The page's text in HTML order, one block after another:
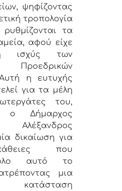
ψηφίζοντας
τροπολογία
τα
αφού είχε
ισχύς των
Προεδρικών
η ευτυχής
για τα μέλη
του,
ο Δήμαρχος
δικαίωση για
που
αυτό το
μια
κατάσταση